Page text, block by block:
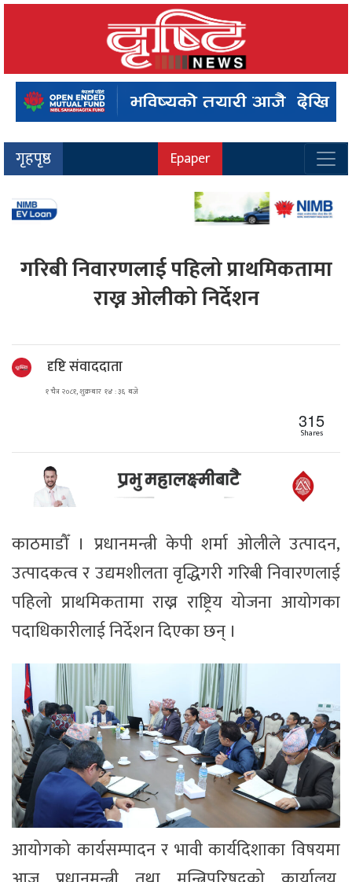
गृहपृष्ठ Epaper
गरिबी निवारणलाई पहिलो प्राथमिकतामा
राख्न ओलीको निर्देशन
दृष्टि संवाददाता
१ चैत्र २०८१, शुक्रबार १४ : ३६ बजे
315
Shares
काठमाडौँ । प्रधानमन्त्री केपी शर्मा ओलीले उत्पादन,
उत्पादकत्व र उद्यमशीलता वृद्धिगरी गरिबी निवारणलाई
पहिलो प्राथमिकतामा राख्न राष्ट्रिय योजना आयोगका
पदाधिकारीलाई निर्देशन दिएका छन् ।
आयोगको कार्यसम्पादन र भावी कार्यदिशाका विषयमा